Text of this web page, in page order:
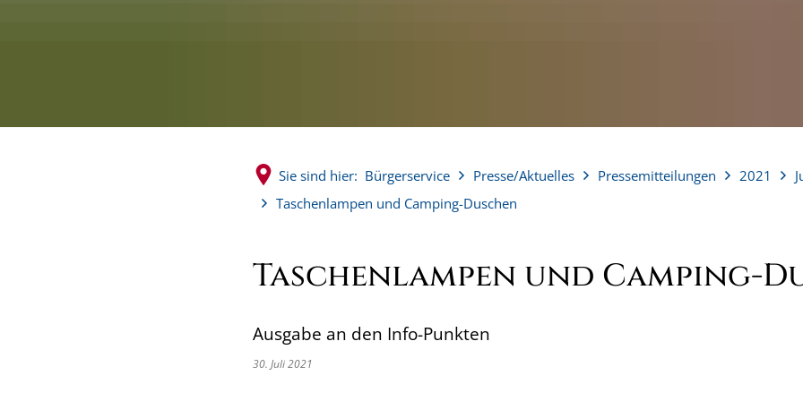
Sie sind hier: Bürgerservice Presse/Aktuelles Pressemitteilungen 2021
Taschenlampen und Camping-Duschen
Taschenlampen und Camping-
Ausgabe an den Info-Punkten
30. Juli 2021